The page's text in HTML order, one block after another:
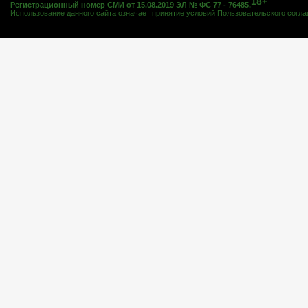
Регистрационный номер СМИ от 15.08.2019 ЭЛ № ФС 77 - 76485.
Использование данного сайта означает принятие условий Пользовательского